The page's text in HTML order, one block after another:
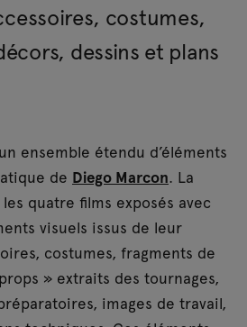
costumes,
dessins et plans
ensemble étendu d’éléments
de Diego Marcon. La
quatre films exposés avec
visuels issus de leur
costumes, fragments de
» extraits des tournages,
images de travail,